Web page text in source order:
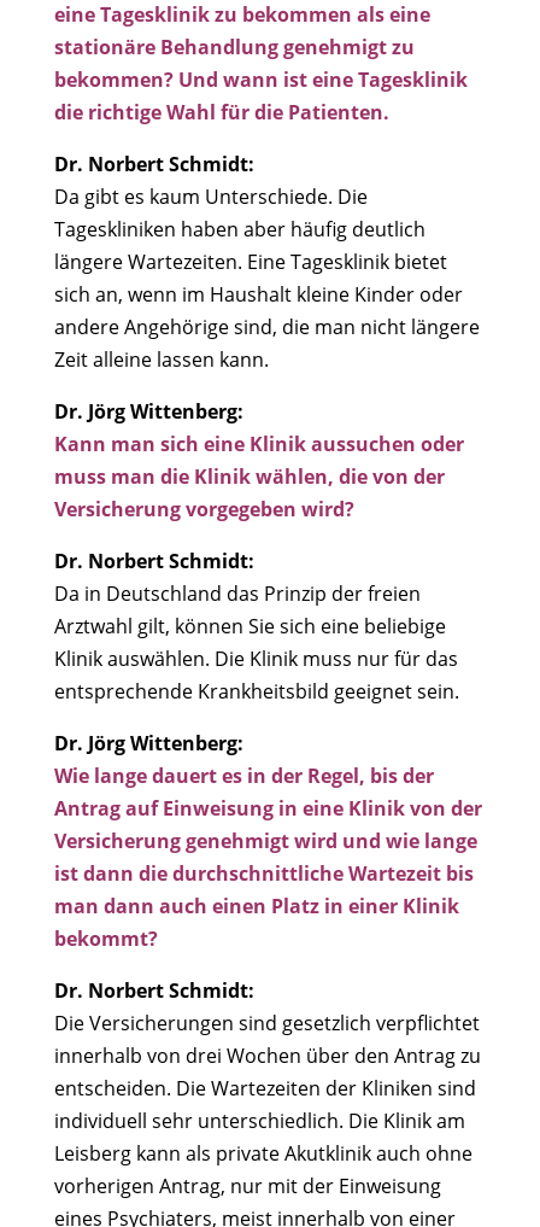
eine Tagesklinik zu bekommen als eine
stationäre Behandlung genehmigt zu
bekommen? Und wann ist eine Tagesklinik
die richtige Wahl für die Patienten.
Dr. Norbert Schmidt:
Da gibt es kaum Unterschiede. Die
Tageskliniken haben aber häufig deutlich
längere Wartezeiten. Eine Tagesklinik bietet
sich an, wenn im Haushalt kleine Kinder oder
andere Angehörige sind, die man nicht längere
Zeit alleine lassen kann.
Dr. Jörg Wittenberg:
Kann man sich eine Klinik aussuchen oder
muss man die Klinik wählen, die von der
Versicherung vorgegeben wird?
Dr. Norbert Schmidt:
Da in Deutschland das Prinzip der freien
Arztwahl gilt, können Sie sich eine beliebige
Klinik auswählen. Die Klinik muss nur für das
entsprechende Krankheitsbild geeignet sein.
Dr. Jörg Wittenberg:
Wie lange dauert es in der Regel, bis der
Antrag auf Einweisung in eine Klinik von der
Versicherung genehmigt wird und wie lange
ist dann die durchschnittliche Wartezeit bis
man dann auch einen Platz in einer Klinik
bekommt?
Dr. Norbert Schmidt:
Die Versicherungen sind gesetzlich verpflichtet
innerhalb von drei Wochen über den Antrag zu
entscheiden. Die Wartezeiten der Kliniken sind
individuell sehr unterschiedlich. Die Klinik am
Leisberg kann als private Akutklinik auch ohne
vorherigen Antrag, nur mit der Einweisung
eines Psychiaters, meist innerhalb von einer